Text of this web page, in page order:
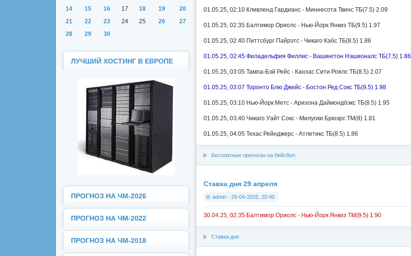
01.05.25, 02:10 Кливленд Гардианс - Миннесота Твинс ТБ(7.5) 2.09
01.05.25, 02:35 Балтимор Ориолс - Нью-Йорк Янкиз ТБ(9.5) 1.97
01.05.25, 02:40 Питтсбург Пайрэтс - Чикаго Кабс ТБ(8.5) 1.86
01.05.25, 02:45 Филадельфия Филлис - Вашингтон Нэшионалс ТБ(7.5) 1.86
01.05.25, 03:05 Тампа-Бэй Рейс - Канзас Сити Роялс ТБ(8.5) 2.07
01.05.25, 03:07 Торонто Блю Джейс - Бостон Ред Сокс ТБ(9.5) 1.98
01.05.25, 03:10 Нью-Йорк Метс - Аризона Даймондбэкс ТБ(8.5) 1.95
01.05.25, 03:40 Чикаго Уайт Сокс - Милуоки Брюэрс ТМ(8) 1.81
01.05.25, 04:05 Техас Рейнджерс - Атлетикс ТБ(8.5) 1.86
Бесплатные прогнозы на бейсбол
Ставка дня 29 апреля
admin - 29-04-2025, 20:40
30.04.25, 02:35 Балтимор Ориолс - Нью-Йорк Янкиз ТМ(9.5) 1.90
Ставка дня
14
15 16 17 18 19
20
21
22 23 24 25 26
27
28
29 30
ЛУЧШИЙ ХОСТИНГ В ЕВРОПЕ
ПРОГНОЗ НА ЧМ-2026
ПРОГНОЗ НА ЧМ-2022
ПРОГНОЗ НА ЧМ-2018